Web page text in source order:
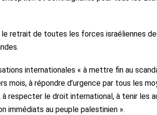
le retrait de toutes les forces israéliennes
internationales « à mettre fin au
mois, à répondre d’urgence par tous les
respecter le droit international, à tenir les
immédiats au peuple palestinien ».